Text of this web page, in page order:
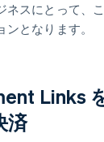
ネスにとって、
となります。
Links
済